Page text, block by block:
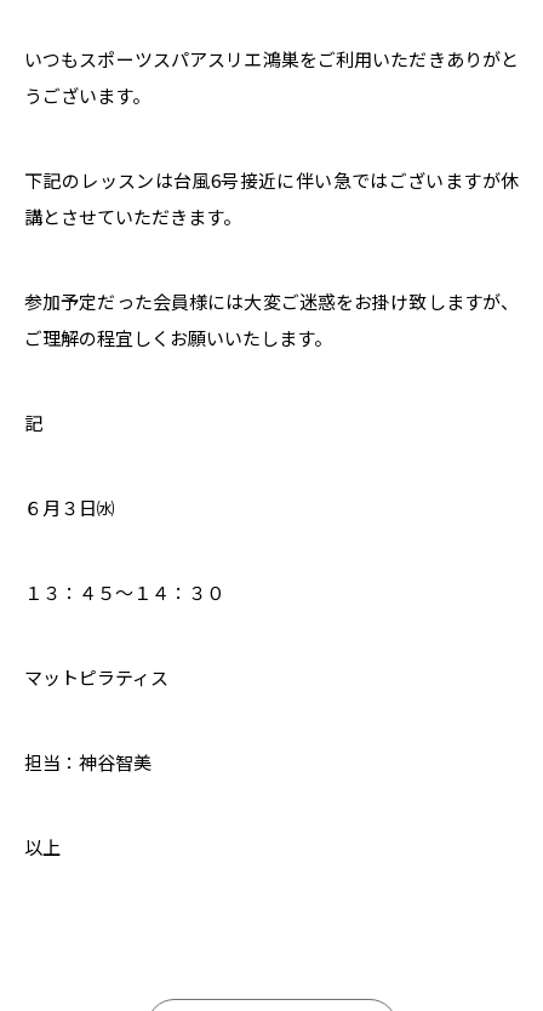
いつもスポーツスパアスリエ鴻巣をご利用いただきありがと
うございます。
下記のレッスンは台風6号接近に伴い急ではございますが休
講とさせていただきます。
参加予定だった会員様には大変ご迷惑をお掛け致しますが、
ご理解の程宜しくお願いいたします。
記
６月３日㈬
１３：４５～１４：３０
マットピラティス
担当：神谷智美
以上